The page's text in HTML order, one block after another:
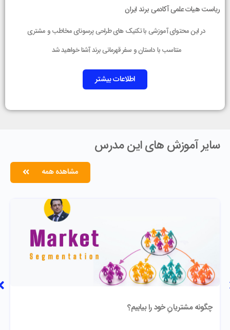
ریاست هیات علمی آکادمی برند ایران
در این محتوای آموزشی با تکنیک های طراحی پرسونای مخاطب و مشتری
متناسب با داستان و سفر قهرمانی برند آشنا خواهید شد
اطلاعات بیشتر
سایر آموزش های این مدرس
مشاهده همه
چگونه مشتریانِ خود را بیابیم؟